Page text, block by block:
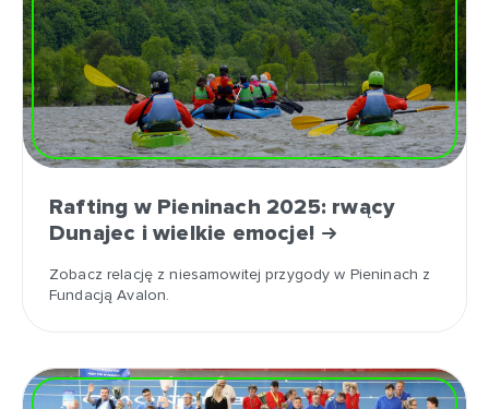
Rafting w Pieninach 2025: rwący
Dunajec i wielkie emocje!
Zobacz relację z niesamowitej przygody w Pieninach z
Fundacją Avalon.